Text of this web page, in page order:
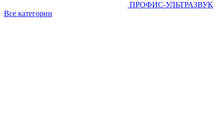
ПРОФИС-УЛЬТРАЗВУК
Все категории